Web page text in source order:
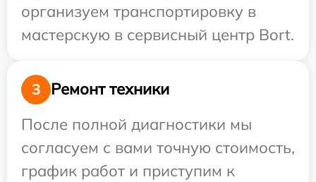
организуем транспортировку в
мастерскую в сервисный центр Bort.
3
Ремонт техники
После полной диагностики мы
согласуем с вами точную стоимость,
график работ и приступим к